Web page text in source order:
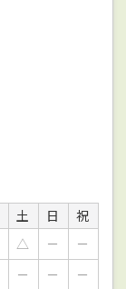
土 日
祝
△ －
－
－ －
－